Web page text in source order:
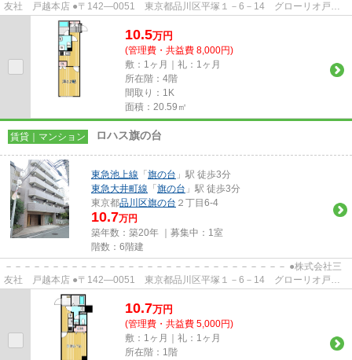
友社 戸越本店 ●〒142―0051 東京都品川区平塚１－6－14 グローリオ戸越
銀座1階 ●TEL：03-3783-1218...
10.5万円
(管理費・共益費 8,000円)
敷：1ヶ月｜礼：1ヶ月
所在階：4階
間取り：1K
面積：20.59㎡
賃貸｜マンション ロハス旗の台
東急池上線 「 旗の台 」駅 徒歩3分
東急大井町線 「 旗の台 」駅 徒歩3分
東京都品川区旗の台 ２丁目6-4
10.7万円
築年数：築20年 ｜募集中： 1室
階数：6階建
－－－－－－－－－－－－－－－－－－－－－－－－－－－－－－ ●株式会社三
友社 戸越本店 ●〒142―0051 東京都品川区平塚１－6－14 グローリオ戸越
銀座1階 ●TEL：03-3783-1218...
10.7万円
(管理費・共益費 5,000円)
敷：1ヶ月｜礼：1ヶ月
所在階：1階